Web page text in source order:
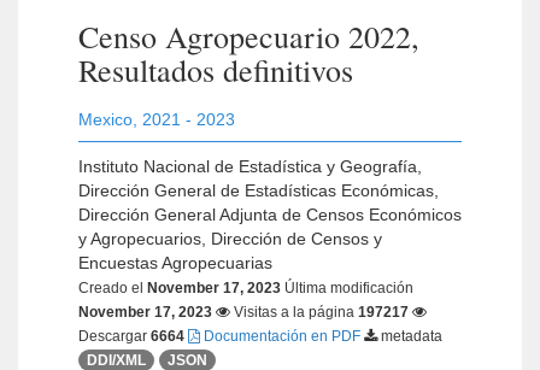
Censo Agropecuario 2022,
Resultados definitivos
Mexico 2021 - 2023
Instituto Nacional de Estadística y Geografía,
Dirección General de Estadísticas Económicas,
Dirección General Adjunta de Censos Económicos
y Agropecuarios, Dirección de Censos y
Encuestas Agropecuarias
Creado el November 17, 2023 Última modificación
November 17, 2023
Visitas a la página 197217
Descargar 6664 Documentación en PDF
metadata
DDI/XML
JSON